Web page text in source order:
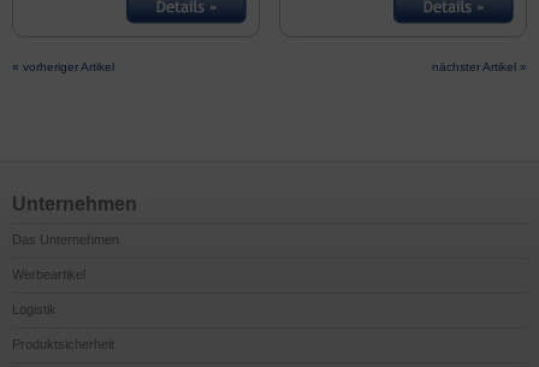
« vorheriger Artikel nächster Artikel »
Unternehmen
Das Unternehmen
Werbeartikel
Logistik
Produktsicherheit